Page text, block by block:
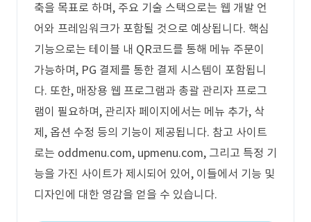
축을 목표로 하며, 주요 기술 스택으로는 웹 개발 언
어와 프레임워크가 포함될 것으로 예상됩니다. 핵심
기능으로는 테이블 내 QR코드를 통해 메뉴 주문이
가능하며, PG 결제를 통한 결제 시스템이 포함됩니
다. 또한, 매장용 웹 프로그램과 총괄 관리자 프로그
램이 필요하며, 관리자 페이지에서는 메뉴 추가, 삭
제, 옵션 수정 등의 기능이 제공됩니다. 참고 사이트
로는 oddmenu.com, upmenu.com, 그리고 특정 기
능을 가진 사이트가 제시되어 있어, 이들에서 기능 및
디자인에 대한 영감을 얻을 수 있습니다.